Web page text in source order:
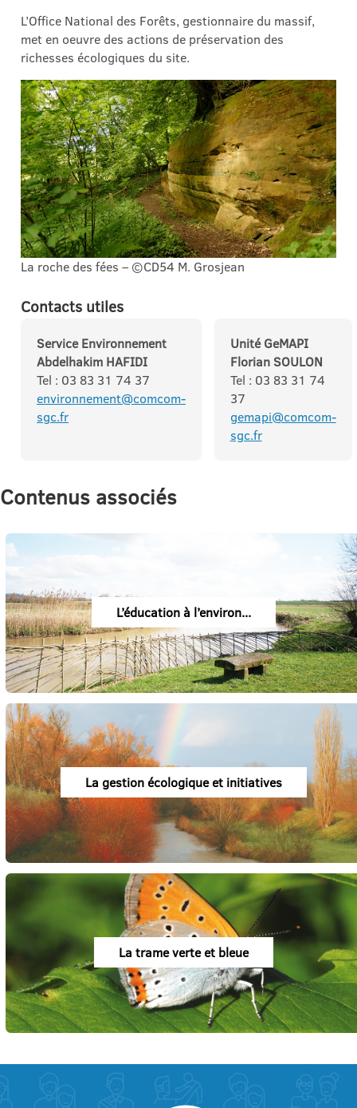
L’Office National des Forêts, gestionnaire du massif,
met en oeuvre des actions de préservation des
richesses écologiques du site.
La roche des fées – ©CD54 M. Grosjean
Contacts utiles
Service Environnement
Abdelhakim HAFIDI
Tel : 03 83 31 74 37
environnement@comcom-
sgc.fr
Unité GeMAPI
Florian SOULON
Tel : 03 83 31 74
37
gemapi@comcom-
sgc.fr
Contenus associés
L’éducation à l’environ...
La gestion écologique et initiatives
La trame verte et bleue